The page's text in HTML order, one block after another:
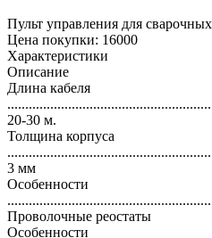
Пульт управления для
Цена покупки: 16000
Характеристики
Описание
Длина кабеля
20-30 м.
Толщина корпуса
3 мм
Особенности
Проволочные реостаты
Особенности